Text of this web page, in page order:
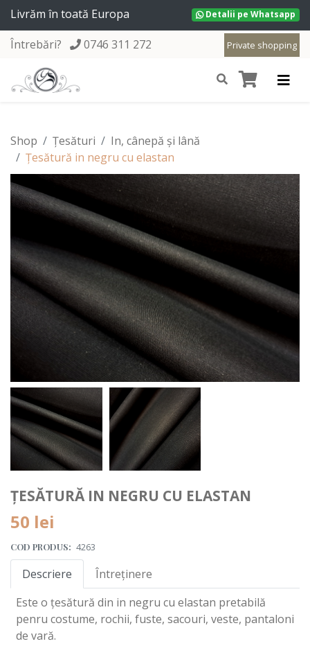
Livrăm în toată Europa Detalii pe Whatsapp
Private shopping
Întrebări? 0746 311 272
Shop Țesături
In, cânepă și lână
Țesătură in negru cu elastan
ȚESĂTURĂ IN NEGRU CU ELASTAN
50 lei
COD PRODUS: 4263
Descriere
Întreținere
Este o țesătură din in negru cu elastan pretabilă
penru costume, rochii, fuste, sacouri, veste, pantaloni
de vară.